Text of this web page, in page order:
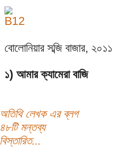
বোলোনিয়ার সব্জি বাজার,
১) আমার ক্যামেরা বাজি
অতিথি লেখক এর ব্লগ
৪৮টি মন্তব্য
বিস্তারিত...